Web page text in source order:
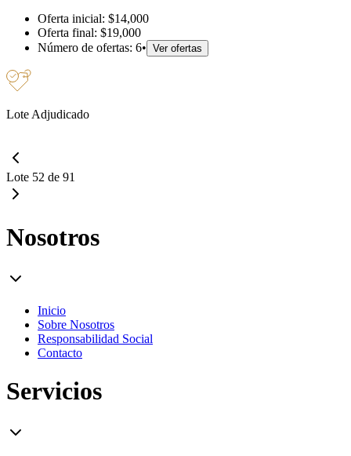
Oferta inicial: $14,000
Oferta final: $19,000
Número de ofertas: 6• Ver ofertas
Lote Adjudicado
Lote 52 de 91
Nosotros
Inicio
Sobre Nosotros
Responsabilidad Social
Contacto
Servicios